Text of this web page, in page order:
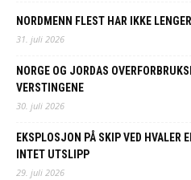
NORDMENN FLEST HAR IKKE
31. juli 2026
NORGE OG JORDAS
VERSTINGENE
30. juli 2026
EKSPLOSJON PÅ SKIP VED HVALER
INTET UTSLIPP
29. juli 2026